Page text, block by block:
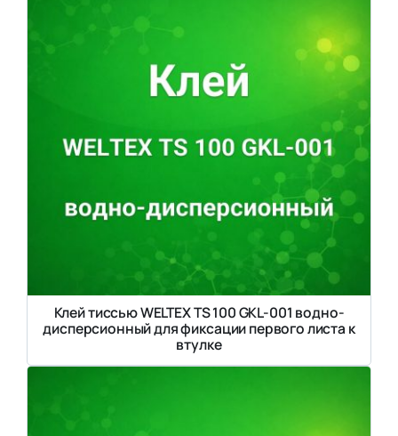
Клей тиссью WELTEX TS 100 GKL-001 водно-
дисперсионный для фиксации первого листа к
втулке